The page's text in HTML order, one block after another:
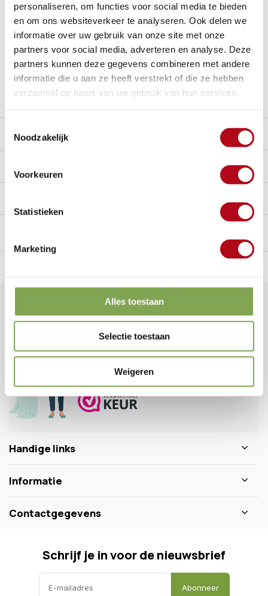
personaliseren, om functies voor social media te bieden
en om ons websiteverkeer te analyseren. Ook delen we
informatie over uw gebruik van onze site met onze
partners voor social media, adverteren en analyse. Deze
partners kunnen deze gegevens combineren met andere
informatie die u aan ze heeft verstrekt of die ze hebben
verzameld op basis van uw gebruik van hun services.
Noodzakelijk
Voorkeuren
Statistieken
Marketing
Alles toestaan
Selectie toestaan
Weigeren
Betaal achteraf met Riverty.
Gratis verzenden vanaf € 60 in België en Nederland.*
14 dagen bedenktijd
Al28 jaarde tuinspecialist voor tuinliefhebbers
Nieuw:Haal je bestelling in Wilnis bij ons op!
Stel een vraag over dit product
Beschrijving
Klantenservice
0346 218 111
info@dewiltfang.nl
+31 640511932
Handige links
Informatie
Contactgegevens
Schrijf je in voor de nieuwsbrief
Abonneer